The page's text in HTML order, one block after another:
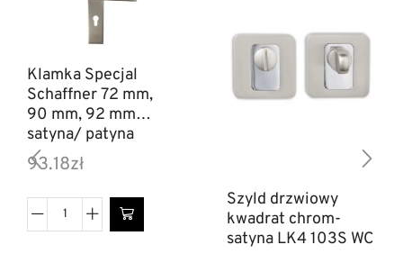
Klamka Specjal
Schaffner 72 mm,
90 mm, 92 mm
satyna/ patyna
93.18zł
Szyld drzwiowy
kwadrat chrom-
satyna LK4 103S WC